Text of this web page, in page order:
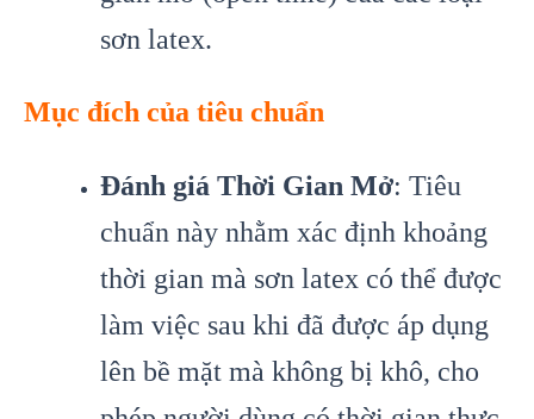
sơn latex.
Mục đích của tiêu chuẩn
Đánh giá Thời Gian Mở: Tiêu
chuẩn này nhằm xác định khoảng
thời gian mà sơn latex có thể được
làm việc sau khi đã được áp dụng
lên bề mặt mà không bị khô, cho